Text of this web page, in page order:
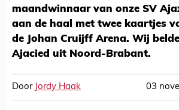
maandwinnaar van onze SV
aan de haal met twee kaartjes
de Johan Cruijff Arena. Wij
Ajacied uit Noord-Brabant.
Door Jordy Haak 03